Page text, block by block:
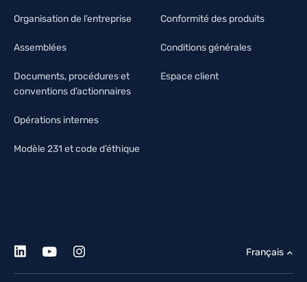
Organisation de l’entreprise
Assemblées
Documents, procédures et
conventions d’actionnaires
Opérations internes
Modèle 231 et code d’éthique
Conformité des produits
Conditions générales
Espace client
Français